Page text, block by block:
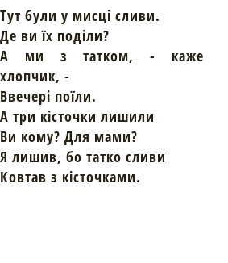
Тут були у мисці сливи.
Де ви їх поділи?
А ми з татком, - каже
хлопчик, -
Ввечері поїли.
А три кісточки лишили
Ви кому? Для мами?
Я лишив, бо татко сливи
Ковтав з кісточками.